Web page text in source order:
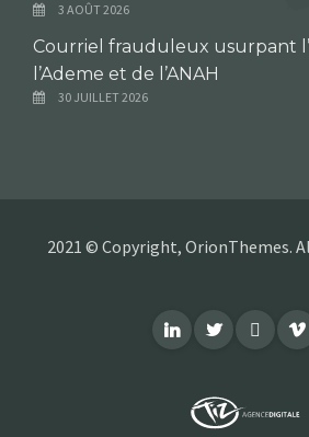
3 AOÛT 2026
Courriel frauduleux usurpant
l’Ademe et de l’ANAH
30 JUILLET 2026
2021 © Copyright, OrionThemes.